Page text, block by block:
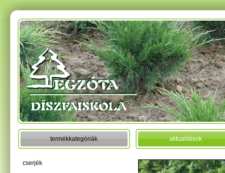
termékkategóriák
cserjék
aktualitások